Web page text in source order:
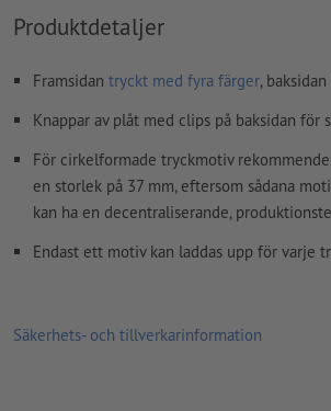
Produktdetaljer
Framsidan tryckt med fyra färger,
Knappar av plåt med clips på baksidan för
För cirkelformade tryckmotiv
en storlek på 37 mm, eftersom sådana
kan ha en decentraliserande,
Endast ett motiv kan laddas upp för varje
Säkerhets- och tillverkarinformation